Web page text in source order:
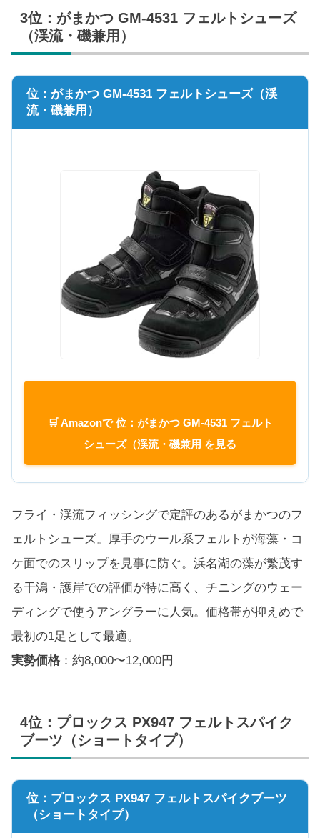
3位：がまかつ GM-4531 フェルトシューズ
（渓流・磯兼用）
位：がまかつ GM-4531 フェルトシューズ（渓
流・磯兼用）
🛒 Amazonで 位：がまかつ GM-4531 フェルト
シューズ（渓流・磯兼用 を見る
フライ・渓流フィッシングで定評のあるがまかつのフ
ェルトシューズ。厚手のウール系フェルトが海藻・コ
ケ面でのスリップを見事に防ぐ。浜名湖の藻が繁茂す
る干潟・護岸での評価が特に高く、チニングのウェー
ディングで使うアングラーに人気。価格帯が抑えめで
最初の1足として最適。
実勢価格 ：約8,000〜12,000円
4位：プロックス PX947 フェルトスパイク
ブーツ（ショートタイプ）
位：プロックス PX947 フェルトスパイクブーツ
（ショートタイプ）